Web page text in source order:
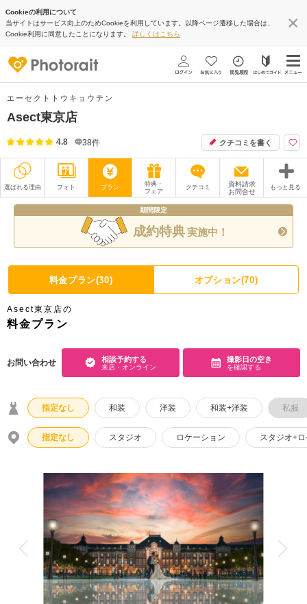
Cookieの利用について
当サイトはサービス向上のためCookieを利用しています。以降ページ遷移した場合は、
Cookie利用に同意したことになります。 詳しくはこちら
エーセクトトウキョウテン
Asect東京店
4.8 38件 クチコミを書く
選ばれる理由 フォト プラン
特典・
フェア
クチコミ
資料請求
お問合せ
もっと見る
ムービー
オプション ブログ
アクセス/TEL スタジオトップ
こだわりポイント
海での撮影 豊富なカラードレス
動画の作成 スタジオでの撮影
豊富な色打掛・着物 豊富なドレス
庭園での撮影
チャペルでの撮影
人気スポットでの撮影
ペットと撮影
期間限定
成約特典実施中！
料金プラン(30) オプション(70)
Asect東京店の
料金プラン
お問い合わせ 相談予約する
来店・オンライン
撮影日の空き
を確認する
指定なし 和装 洋装 和装+洋装 私服
指定なし スタジオ ロケーション スタジオ+